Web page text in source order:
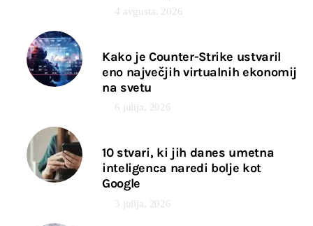
4 avgusta, 2026
Kako je Counter-Strike ustvaril
eno največjih virtualnih ekonomij
na svetu
6 julija, 2026
10 stvari, ki jih danes umetna
inteligenca naredi bolje kot
Google
3 julija, 2026